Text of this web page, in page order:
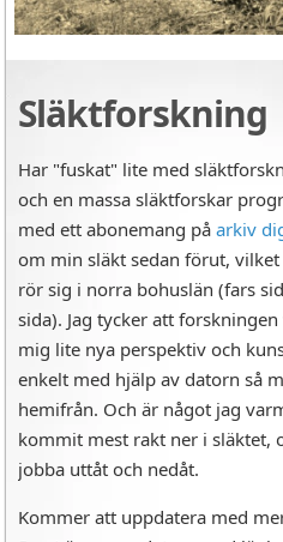
Släktforskning
Har "fuskat" lite med
och en massa släktforskar
med ett abonemang på arkiv
om min släkt sedan förut,
rör sig i norra bohuslän (fars
sida). Jag tycker att
mig lite nya perspektiv och
enkelt med hjälp av datorn så
hemifrån. Och är något jag
kommit mest rakt ner i släktet,
jobba uttåt och nedåt.
Kommer att uppdatera med